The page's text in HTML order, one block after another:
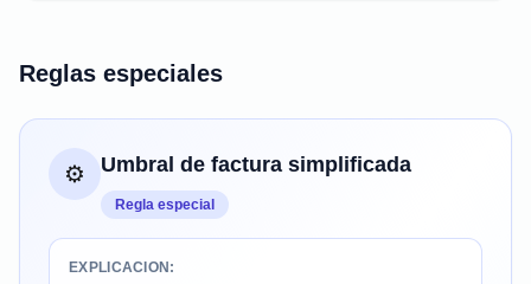
Reglas especiales
⚙️ Umbral de factura simplificada
Regla especial
EXPLICACION: